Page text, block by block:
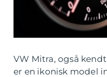
VW Mitra, også
er en ikonisk model